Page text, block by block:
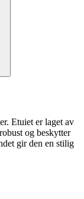
Etuiet er laget av
og beskytter
gir den en stilig